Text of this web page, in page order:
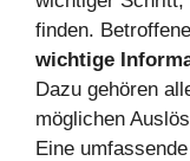
finden.
wichtige
Dazu gehören
möglichen
Eine